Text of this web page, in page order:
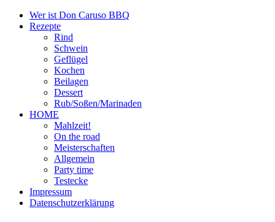
Wer ist Don Caruso BBQ
Rezepte
Rind
Schwein
Geflügel
Kochen
Beilagen
Dessert
Rub/Soßen/Marinaden
HOME
Mahlzeit!
On the road
Meisterschaften
Allgemein
Party time
Testecke
Impressum
Datenschutzerklärung